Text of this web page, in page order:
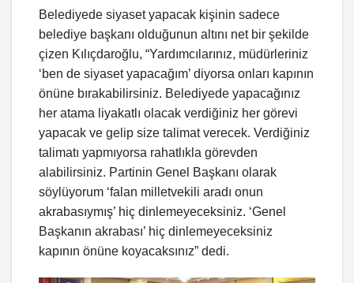
Belediyede siyaset yapacak kişinin sadece
belediye başkanı olduğunun altını net bir şekilde
çizen Kılıçdaroğlu, “Yardımcılarınız, müdürleriniz
‘ben de siyaset yapacağım’ diyorsa onları kapının
önüne bırakabilirsiniz. Belediyede yapacağınız
her atama liyakatlı olacak verdiğiniz her görevi
yapacak ve gelip size talimat verecek. Verdiğiniz
talimatı yapmıyorsa rahatlıkla görevden
alabilirsiniz. Partinin Genel Başkanı olarak
söylüyorum ‘falan milletvekili aradı onun
akrabasıymış’ hiç dinlemeyeceksiniz. ‘Genel
Başkanın akrabası’ hiç dinlemeyeceksiniz
kapının önüne koyacaksınız” dedi.